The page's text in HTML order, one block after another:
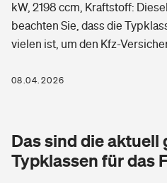
Arbeitsrechtsschutz
Berufshaftpflichtversicherung
Zur Übersicht
Tools
Glasversicherung
Pri­vate Haft­pflicht­
Kinderunfall­ver­si­che­rung
Gesundheit
Private Krankenversicherung
Dread-Disease-Versicherung
kW, 2198 ccm, Kraftstoff:
beachten Sie, dass die
vielen ist, um den Kfz-
08.04.2026
Das sind die aktuell
Typklassen für das